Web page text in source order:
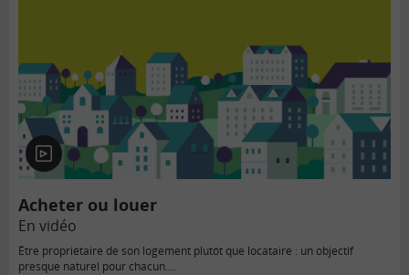
En
vidéo
Acheter ou louer
En vidéo
Être propriétaire de son logement plutôt que locataire : un objectif
presque naturel pour chacun....